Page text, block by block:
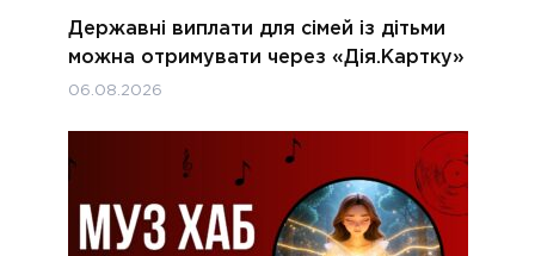
Державні виплати для сімей із дітьми
можна отримувати через «Дія.Картку»
06.08.2026